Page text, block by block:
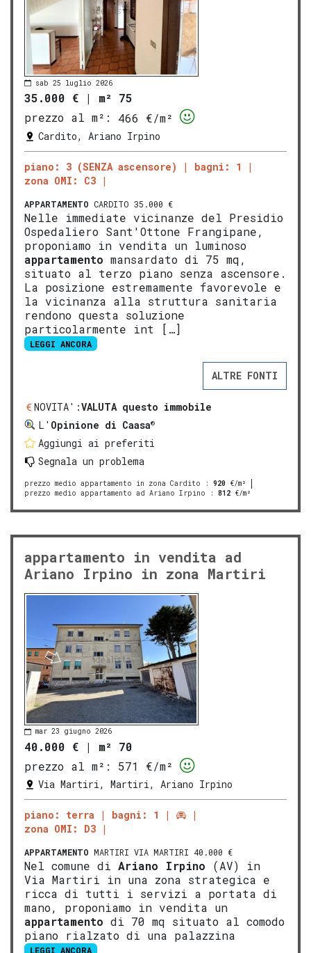
sab 25 luglio 2026
35.000 € | m² 75
prezzo al m²:
466 €/m²
Cardito, Ariano Irpino
piano: 3 (SENZA ascensore)
bagni: 1
zona OMI: C3
APPARTAMENTO CARDITO 35.000 €
Nelle immediate vicinanze del Presidio
Ospedaliero Sant'Ottone Frangipane,
proponiamo in vendita un luminoso
appartamento mansardato di 75 mq,
situato al terzo piano senza ascensore.
La posizione estremamente favorevole e
la vicinanza alla struttura sanitaria
rendono questa soluzione
particolarmente int […]
LEGGI ANCORA
ALTRE FONTI
NOVITA':VALUTA questo immobile
L' Opinione di Caasa®
Aggiungi ai preferiti
Segnala un problema
prezzo medio appartamento in zona Cardito : 920 €/m²
prezzo medio appartamento ad Ariano Irpino : 812 €/m²
appartamento in vendita ad
Ariano Irpino in zona Martiri
mar 23 giugno 2026
40.000 € | m² 70
prezzo al m²:
571 €/m²
Via Martiri, Martiri, Ariano Irpino
piano: terra
bagni: 1
zona OMI: D3
APPARTAMENTO MARTIRI VIA MARTIRI 40.000 €
Nel comune di Ariano Irpino (AV) in
Via Martiri in una zona strategica e
ricca di tutti i servizi a portata di
mano, proponiamo in vendita un
appartamento di 70 mq situato al comodo
piano rialzato di una palazzina
LEGGI ANCORA